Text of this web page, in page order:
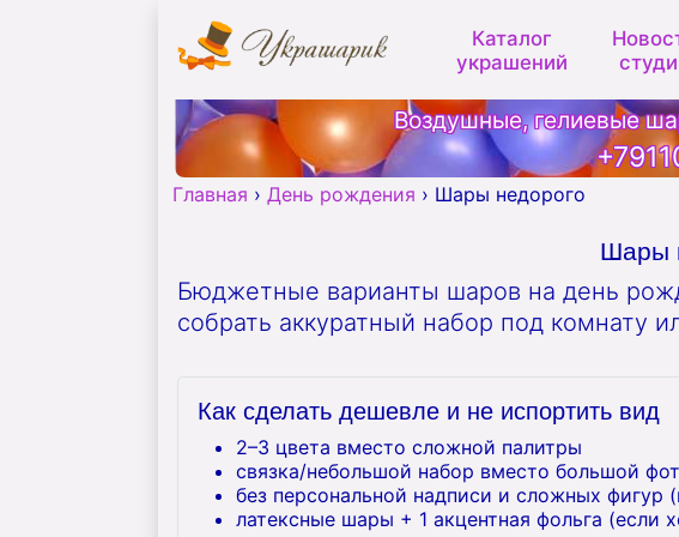
Каталог
украшений
Воздушные, гелиевые
Главная › День рождения › Шары недорого
Шары
Бюджетные варианты шаров на день
собрать аккуратный набор под комнату
Как сделать дешевле и не испортить вид
2–3 цвета вместо сложной палитры
связка/небольшой набор вместо большой
без персональной надписи и сложных фигур
латексные шары + 1 акцентная фольга (если